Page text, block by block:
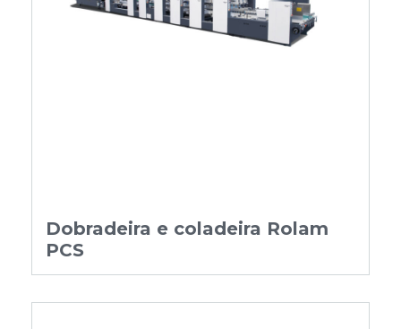
Dobradeira e coladeira Rolam
PCS